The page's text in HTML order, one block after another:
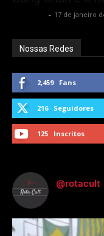
- 17 de janeiro
Nossas Redes
2,459 Fans
216 Seguidores
125 Inscritos
@rotacult